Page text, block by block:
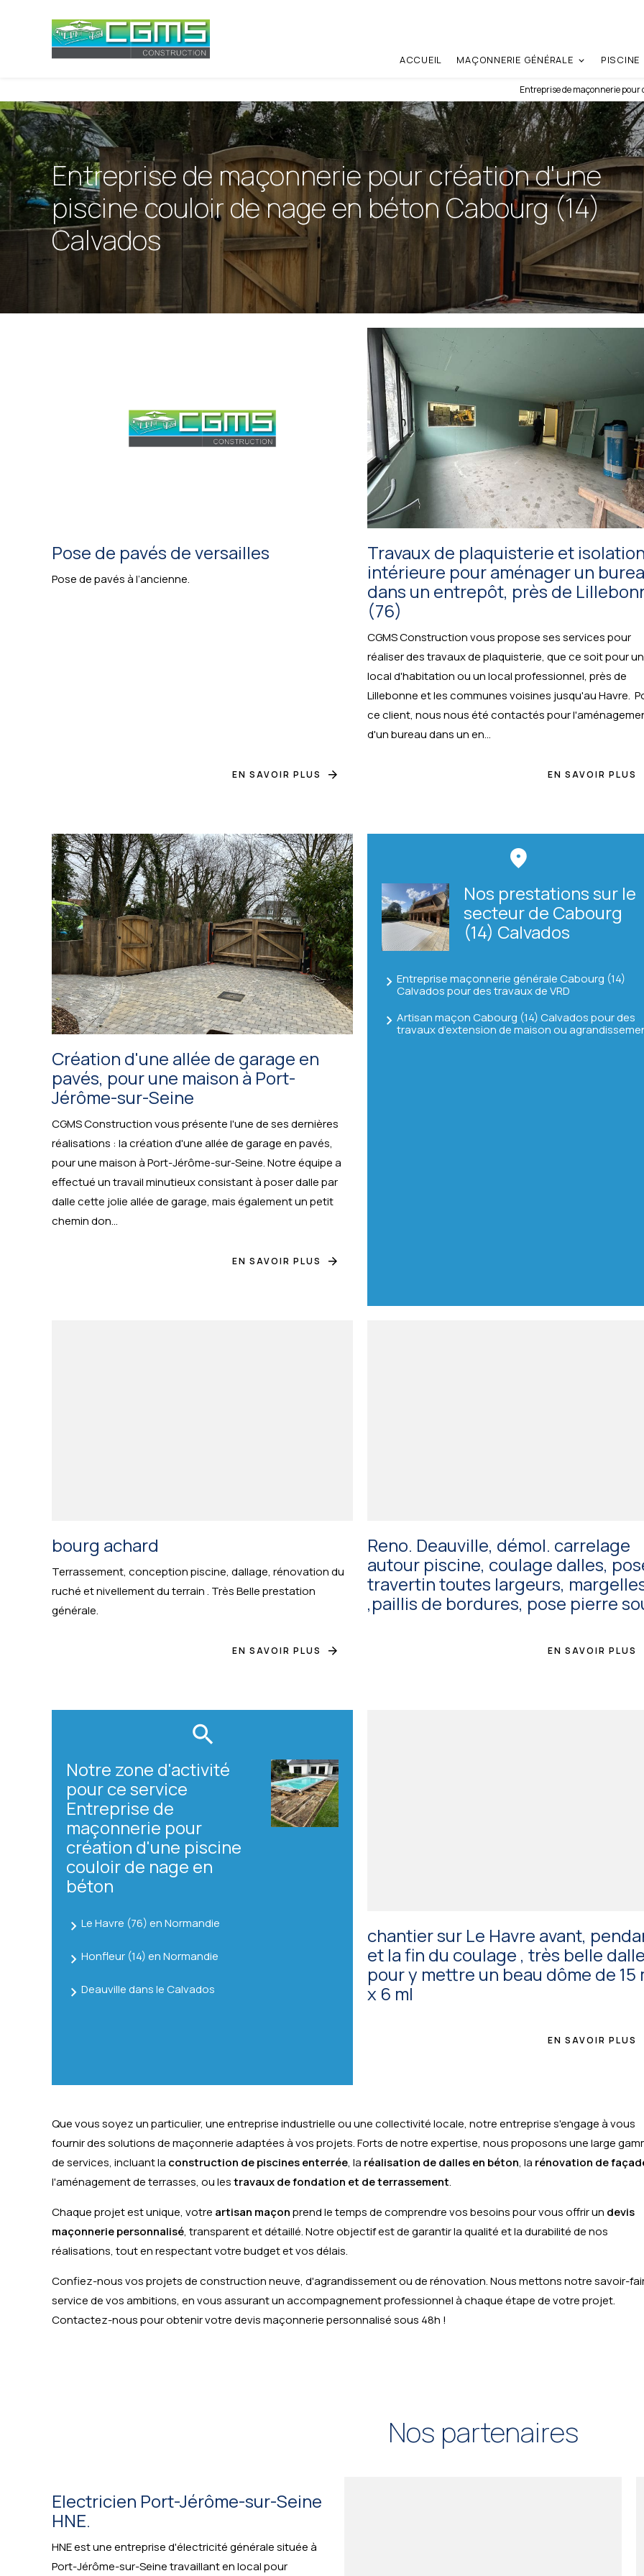
ACCUEIL MAÇONNERIE GÉNÉRALE PISCINE
Entreprise de maçonnerie pour
Entreprise de maçonnerie pour création d'une
piscine couloir de nage en béton Cabourg (14)
Calvados
Pose de pavés de versailles
Pose de pavés à l’ancienne.
EN SAVOIR PLUS
Travaux de plaquisterie et
intérieure pour aménager un
dans un entrepôt, près de
(76)
CGMS Construction vous propose ses services pour
réaliser des travaux de plaquisterie, que ce soit pour un
local d'habitation ou un local professionnel, près de
Lillebonne et les communes voisines jusqu'au Havre.
ce client, nous nous été contactés pour
d'un bureau dans un en...
EN SAVOIR PLUS
Création d'une allée de garage en
pavés, pour une maison à Port-
Jérôme-sur-Seine
CGMS Construction vous présente l'une de ses dernières
réalisations : la création d'une allée de garage en pavés,
pour une maison à Port-Jérôme-sur-Seine. Notre équipe a
effectué un travail minutieux consistant à poser dalle par
dalle cette jolie allée de garage, mais également un petit
chemin don...
EN SAVOIR PLUS
Nos prestations sur le
secteur de Cabourg
(14) Calvados
Entreprise maçonnerie générale Cabourg (14)
Calvados pour des travaux de VRD
Artisan maçon Cabourg (14) Calvados pour des
travaux d’extension de maison ou
bourg achard
Terrassement, conception piscine, dallage, rénovation du
ruché et nivellement du terrain . Très Belle prestation
générale.
EN SAVOIR PLUS
Reno. Deauville, démol. carrelage
autour piscine, coulage dalles,
travertin toutes largeurs,
,paillis de bordures, pose pierre
EN SAVOIR PLUS
Notre zone d'activité
pour ce service
Entreprise de
maçonnerie pour
création d'une piscine
couloir de nage en
béton
Le Havre (76) en Normandie
Honfleur (14) en Normandie
Deauville dans le Calvados
chantier sur Le Havre avant,
et la fin du coulage , très belle
pour y mettre un beau dôme de 15
x 6 ml
EN SAVOIR PLUS
Que vous soyez un particulier, une entreprise industrielle ou une collectivité locale, notre entreprise s'engage à vous
fournir des solutions de maçonnerie adaptées à vos projets. Forts de notre expertise, nous proposons une large
de services, incluant la construction de piscines enterrée, la réalisation de dalles en béton, la rénovation de
l'aménagement de terrasses, ou lestravaux de fondation et de terrassement.
Chaque projet est unique, votre artisan maçonprend le temps de comprendre vos besoins pour vous offrir un devis
maçonnerie personnalisé, transparent et détaillé. Notre objectif est de garantir la qualité et la durabilité de nos
réalisations, tout en respectant votre budget et vos délais.
Confiez-nous vos projets de construction neuve, d'agrandissement ou de rénovation. Nous mettons notre savoir-
service de vos ambitions, en vous assurant un accompagnement professionnel à chaque étape de votre projet.
Contactez-nous pour obtenir votre devis maçonnerie personnalisé sous 48h !
Nos partenaires
Electricien Port-Jérôme-sur-Seine
HNE.
HNE est une entreprise d'électricité générale située à
Port-Jérôme-sur-Seine travaillant en local pour